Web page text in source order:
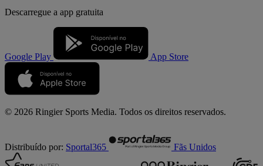
Descarregue a app gratuita
Google Play App Store
© 2026 Ringier Sports Media. Todos os direitos reservados.
Distribuído por: Sportal365 Fãs Unidos